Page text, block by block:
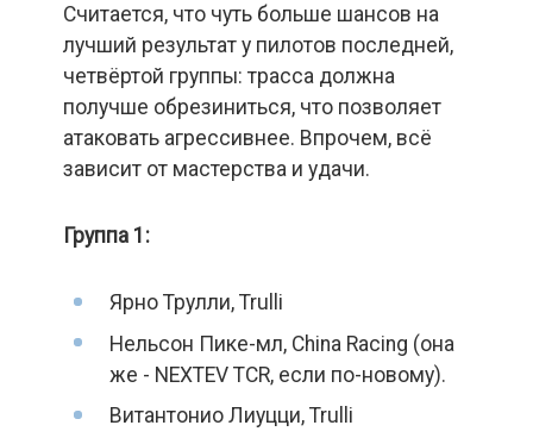
Считается, что чуть больше шансов на
лучший результат у пилотов последней,
четвёртой группы: трасса должна
получше обрезиниться, что позволяет
атаковать агрессивнее. Впрочем, всё
зависит от мастерства и удачи.
Группа 1:
Ярно Трулли, Trulli
Нельсон Пике-мл, China Racing (она
же - NEXTEV TCR, если по-новому).
Витантонио Лиуцци, Trulli